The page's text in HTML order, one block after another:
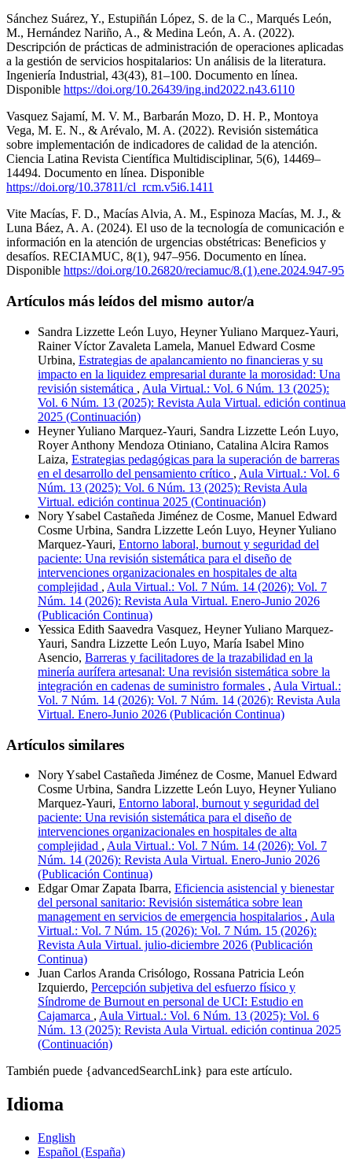
Sánchez Suárez, Y., Estupiñán López, S. de la C., Marqués León,
M., Hernández Nariño, A., & Medina León, A. A. (2022).
Descripción de prácticas de administración de operaciones aplicadas
a la gestión de servicios hospitalarios: Un análisis de la literatura.
Ingeniería Industrial, 43(43), 81–100. Documento en línea.
Disponible https://doi.org/10.26439/ing.ind2022.n43.6110
Vasquez Sajamí, M. V. M., Barbarán Mozo, D. H. P., Montoya
Vega, M. E. N., & Arévalo, M. A. (2022). Revisión sistemática
sobre implementación de indicadores de calidad de la atención.
Ciencia Latina Revista Científica Multidisciplinar, 5(6), 14469–
14494. Documento en línea. Disponible
https://doi.org/10.37811/cl_rcm.v5i6.1411
Vite Macías, F. D., Macías Alvia, A. M., Espinoza Macías, M. J., &
Luna Báez, A. A. (2024). El uso de la tecnología de comunicación e
información en la atención de urgencias obstétricas: Beneficios y
desafíos. RECIAMUC, 8(1), 947–956. Documento en línea.
Disponible https://doi.org/10.26820/reciamuc/8.(1).ene.2024.947-95
Artículos más leídos del mismo autor/a
Sandra Lizzette León Luyo, Heyner Yuliano Marquez-Yauri,
Rainer Víctor Zavaleta Lamela, Manuel Edward Cosme
Urbina, Estrategias de apalancamiento no financieras y su
impacto en la liquidez empresarial durante la morosidad: Una
revisión sistemática , Aula Virtual.: Vol. 6 Núm. 13 (2025):
Vol. 6 Núm. 13 (2025): Revista Aula Virtual. edición continua
2025 (Continuación)
Heyner Yuliano Marquez-Yauri, Sandra Lizzette León Luyo,
Royer Anthony Mendoza Otiniano, Catalina Alcira Ramos
Laiza, Estrategias pedagógicas para la superación de barreras
en el desarrollo del pensamiento crítico , Aula Virtual.: Vol. 6
Núm. 13 (2025): Vol. 6 Núm. 13 (2025): Revista Aula
Virtual. edición continua 2025 (Continuación)
Nory Ysabel Castañeda Jiménez de Cosme, Manuel Edward
Cosme Urbina, Sandra Lizzette León Luyo, Heyner Yuliano
Marquez-Yauri, Entorno laboral, burnout y seguridad del
paciente: Una revisión sistemática para el diseño de
intervenciones organizacionales en hospitales de alta
complejidad , Aula Virtual.: Vol. 7 Núm. 14 (2026): Vol. 7
Núm. 14 (2026): Revista Aula Virtual. Enero-Junio 2026
(Publicación Continua)
Yessica Edith Saavedra Vasquez, Heyner Yuliano Marquez-
Yauri, Sandra Lizzette León Luyo, María Isabel Mino
Asencio, Barreras y facilitadores de la trazabilidad en la
minería aurífera artesanal: Una revisión sistemática sobre la
integración en cadenas de suministro formales , Aula Virtual.:
Vol. 7 Núm. 14 (2026): Vol. 7 Núm. 14 (2026): Revista Aula
Virtual. Enero-Junio 2026 (Publicación Continua)
Artículos similares
Nory Ysabel Castañeda Jiménez de Cosme, Manuel Edward
Cosme Urbina, Sandra Lizzette León Luyo, Heyner Yuliano
Marquez-Yauri, Entorno laboral, burnout y seguridad del
paciente: Una revisión sistemática para el diseño de
intervenciones organizacionales en hospitales de alta
complejidad , Aula Virtual.: Vol. 7 Núm. 14 (2026): Vol. 7
Núm. 14 (2026): Revista Aula Virtual. Enero-Junio 2026
(Publicación Continua)
Edgar Omar Zapata Ibarra, Eficiencia asistencial y bienestar
del personal sanitario: Revisión sistemática sobre lean
management en servicios de emergencia hospitalarios , Aula
Virtual.: Vol. 7 Núm. 15 (2026): Vol. 7 Núm. 15 (2026):
Revista Aula Virtual. julio-diciembre 2026 (Publicación
Continua)
Juan Carlos Aranda Crisólogo, Rossana Patricia León
Izquierdo, Percepción subjetiva del esfuerzo físico y
Síndrome de Burnout en personal de UCI: Estudio en
Cajamarca , Aula Virtual.: Vol. 6 Núm. 13 (2025): Vol. 6
Núm. 13 (2025): Revista Aula Virtual. edición continua 2025
(Continuación)
También puede {advancedSearchLink} para este artículo.
Idioma
English
Español (España)